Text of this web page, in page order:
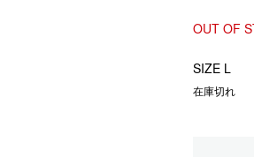
OUT OF
SIZE L
在庫切れ